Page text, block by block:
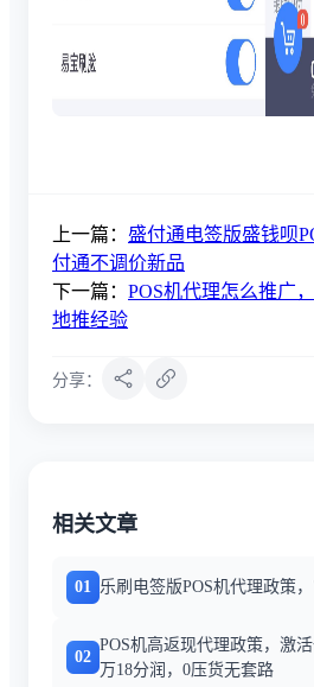
上一篇： 盛付通电签版盛钱呗
付通不调价新品
下一篇： POS机代理怎么推广
地推经验
分享：
相关文章
01 乐刷电签版POS机代理政策
02
POS机高返现代理政策，激
万18分润，0压货无套路